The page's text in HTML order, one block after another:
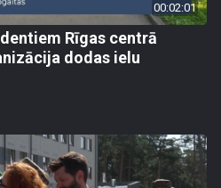
00:02:01
Rīgas centrā
dodas ielu